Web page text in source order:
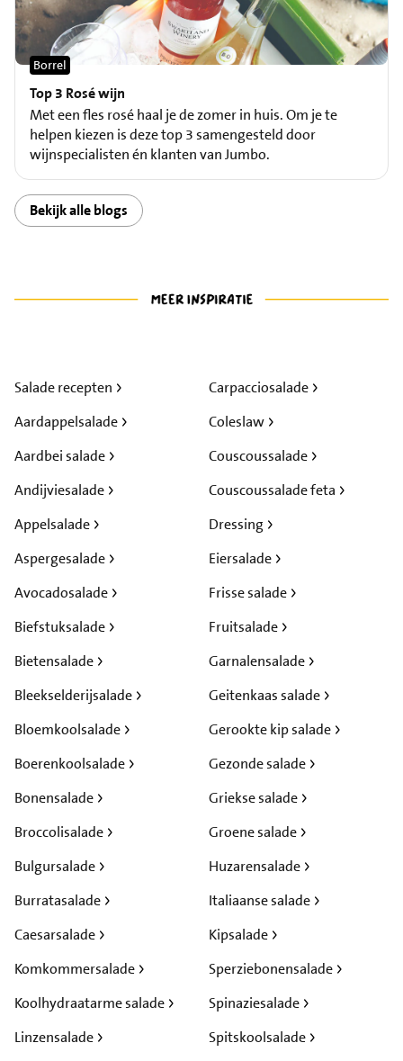
Top 3 Rosé wijn
Borrel
Met een fles rosé haal je de zomer in huis. Om je te
helpen kiezen is deze top 3 samengesteld door
wijnspecialisten én klanten van Jumbo.
Bekijk alle blogs
Salade recepten
Aardappelsalade
Aardbei salade
Andijviesalade
Appelsalade
Aspergesalade
Avocadosalade
Biefstuksalade
Bietensalade
Bleekselderijsalade
Bloemkoolsalade
Boerenkoolsalade
Bonensalade
Broccolisalade
Bulgursalade
Burratasalade
Caesarsalade
Carpacciosalade
Coleslaw
Couscoussalade
Couscoussalade feta
Dressing
Eiersalade
Frisse salade
Fruitsalade
Garnalensalade
Geitenkaas salade
Gerookte kip salade
Gezonde salade
Griekse salade
Groene salade
Huzarensalade
Italiaanse salade
Kipsalade
Komkommersalade
Koolhydraatarme salade
Linzensalade
Sperziebonensalade
Spinaziesalade
Spitskoolsalade